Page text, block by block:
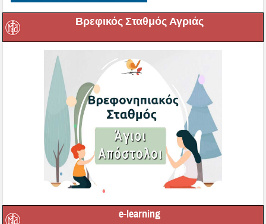
Βρεφικός Σταθμός Αγριάς
e-learning